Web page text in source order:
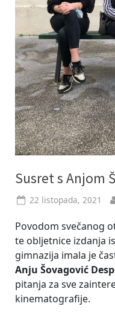
Susret s Anjom
Posted
22 listopada, 2021
Povodom svečanog
te obljetnice izdanja
gimnazija imala je
Anju Šovagović
pitanja za sve
kinematografije.